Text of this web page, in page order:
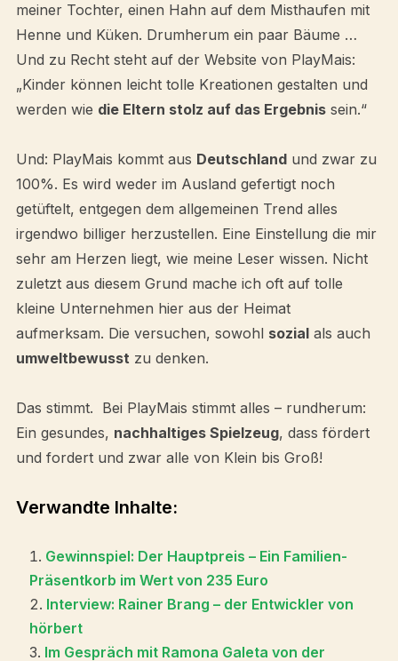
meiner Tochter, einen Hahn auf dem Misthaufen mit
Henne und Küken. Drumherum ein paar Bäume …
Und zu Recht steht auf der Website von PlayMais:
„Kinder können leicht tolle Kreationen gestalten und
werden wie die Eltern stolz auf das Ergebnissein.“
Und: PlayMais kommt aus Deutschlandund zwar zu
100%. Es wird weder im Ausland gefertigt noch
getüftelt, entgegen dem allgemeinen Trend alles
irgendwo billiger herzustellen. Eine Einstellung die mir
sehr am Herzen liegt, wie meine Leser wissen. Nicht
zuletzt aus diesem Grund mache ich oft auf tolle
kleine Unternehmen hier aus der Heimat
aufmerksam. Die versuchen, sowohl sozialals auch
umweltbewusst zu denken.
Das stimmt. Bei PlayMais stimmt alles – rundherum:
Ein gesundes, nachhaltiges Spielzeug, dass fördert
und fordert und zwar alle von Klein bis Groß!
Verwandte Inhalte:
Gewinnspiel: Der Hauptpreis – Ein Familien-
Präsentkorb im Wert von 235 Euro
Interview: Rainer Brang – der Entwickler von
hörbert
Im Gespräch mit Ramona Galeta von der